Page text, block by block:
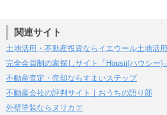
関連サイト
土地活用・不動産投資ならイエウール土地活用
完全会員制の家探しサイト「Housii(ハウシー)」
不動産査定・売却ならすまいステップ
不動産会社の評判サイト｜おうちの語り部
外壁塗装ならヌリカエ